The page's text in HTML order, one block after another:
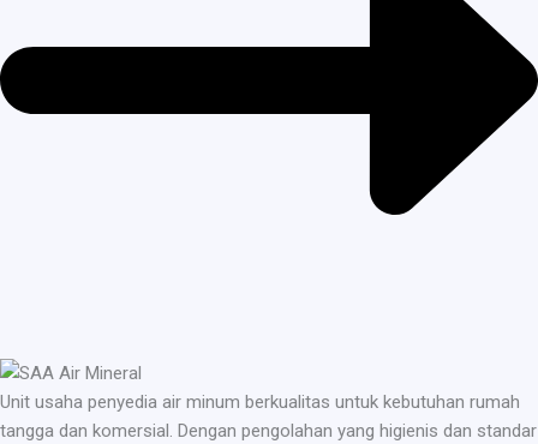
Unit usaha penyedia air minum berkualitas untuk kebutuhan rumah
tangga dan komersial. Dengan pengolahan yang higienis dan standar